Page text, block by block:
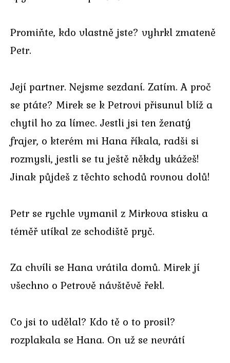
Promiňte, kdo vlastně jste? vyhrkl zmateně
Petr.
Její partner. Nejsme sezdaní. Zatím. A proč
se ptáte? Mirek se k Petrovi přisunul blíž a
chytil ho za límec. Jestli jsi ten ženatý
frajer, o kterém mi Hana říkala, radši si
rozmysli, jestli se tu ještě někdy ukážeš!
Jinak půjdeš z těchto schodů rovnou dolů!
Petr se rychle vymanil z Mirkova stisku a
téměř utíkal ze schodiště pryč.
Za chvíli se Hana vrátila domů. Mirek jí
všechno o Petrově návštěvě řekl.
Co jsi to udělal? Kdo tě o to prosil?
rozplakala se Hana. On už se nevrátí